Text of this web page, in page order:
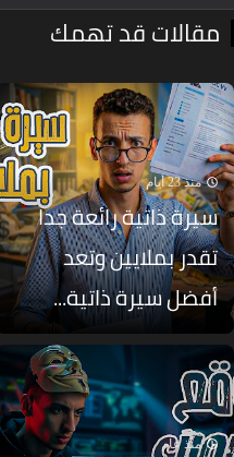
قد تهمك
منذ 23 أيام
ذاتية رائعة جدا
بملايين وتعد
سيرة ذاتية...
منذ عام